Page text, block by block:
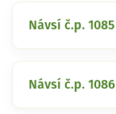
Návsí č.p. 1085
Návsí č.p. 1086